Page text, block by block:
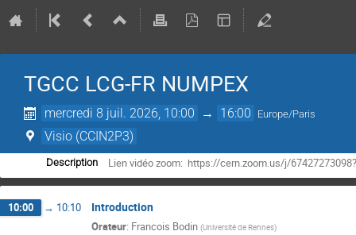
TGCC LCG-FR NUMPEX
mercredi 8 juil. 2026, 10:00 → 16:00 Europe/Paris
Visio (CCIN2P3)
Description Lien vidéo zoom: https://cern.zoom.us/j/
10:00 → 10:10 Introduction
Orateur: Francois Bodin (Université de Rennes)